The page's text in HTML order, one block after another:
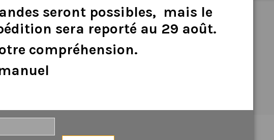
seront possibles, mais le
sera reporté au 29 août.
compréhension.